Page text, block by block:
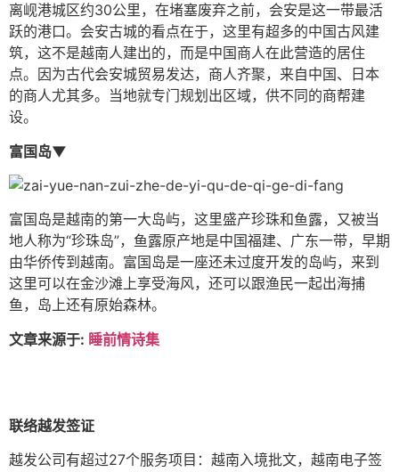
离岘港城区约30公里，在堵塞废弃之前，会安是这一带最活
跃的港口。会安古城的看点在于，这里有超多的中国古风建
筑，这不是越南人建出的，而是中国商人在此营造的居住
点。因为古代会安城贸易发达，商人齐聚，来自中国、日本
的商人尤其多。当地就专门规划出区域，供不同的商帮建
设。
富国岛▼
富国岛是越南的第一大岛屿，这里盛产珍珠和鱼露，又被当
地人称为“珍珠岛”，鱼露原产地是中国福建、广东一带，早期
由华侨传到越南。富国岛是一座还未过度开发的岛屿，来到
这里可以在金沙滩上享受海风，还可以跟渔民一起出海捕
鱼，岛上还有原始森林。
文章来源于: 睡前情诗集
联络越发签证
越发公司有超过27个服务项目：越南入境批文，越南电子签